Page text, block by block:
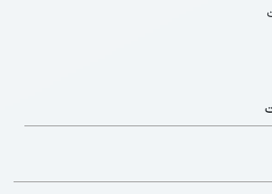
استفاده از روش‌ها و تکنیک‌هایی
بهتر کردن واکنش‌هامون به عوامل
شدن در برابرشون. خیلی وقتا فکر
واقع ما خیلی بیشتر از چیزی که فکر